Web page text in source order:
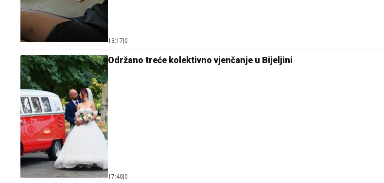
13:17 0
Održano treće kolektivno vjenčanje u Bijeljini
17:40 0